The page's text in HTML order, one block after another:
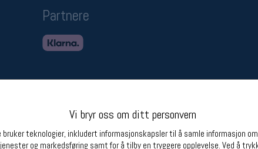
Vi bryr oss om ditt personvern
bruker teknologier, inkludert informasjonskapsler til å samle informasjon
og markedsføring samt for å tilby en tryggere opplevelse. Ved å
Partnere